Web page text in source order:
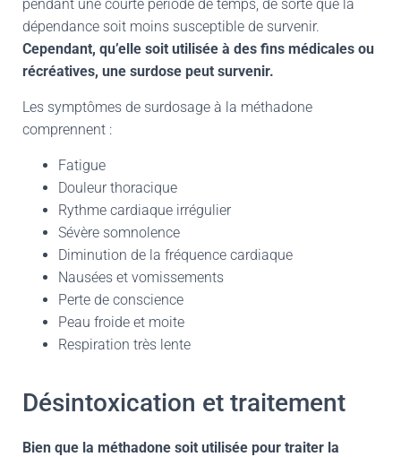
pendant une courte période de temps, de sorte que la
dépendance soit moins susceptible de survenir.
Cependant, qu’elle soit utilisée à des fins médicales ou
récréatives, une surdose peut survenir.
Les symptômes de surdosage à la méthadone
comprennent :
Fatigue
Douleur thoracique
Rythme cardiaque irrégulier
Sévère somnolence
Diminution de la fréquence cardiaque
Nausées et vomissements
Perte de conscience
Peau froide et moite
Respiration très lente
Désintoxication et traitement
Bien que la méthadone soit utilisée pour traiter la